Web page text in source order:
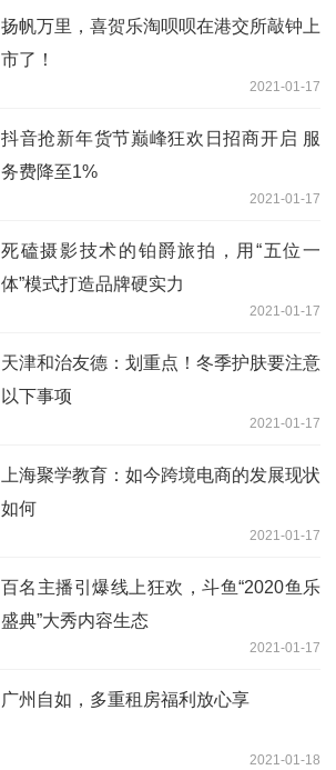
扬帆万里，喜贺乐淘呗呗在港交所敲钟上
市了！
2021-01-17
抖音抢新年货节巅峰狂欢日招商开启 服
务费降至1%
2021-01-17
死磕摄影技术的铂爵旅拍，用“五位一
体”模式打造品牌硬实力
2021-01-17
天津和治友德：划重点！冬季护肤要注意
以下事项
2021-01-17
上海聚学教育：如今跨境电商的发展现状
如何
2021-01-17
百名主播引爆线上狂欢，斗鱼“2020鱼乐
盛典”大秀内容生态
2021-01-17
广州自如，多重租房福利放心享
2021-01-18